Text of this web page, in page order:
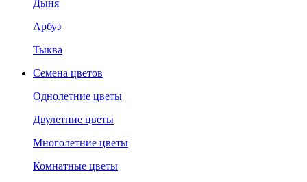
Дыня
Арбуз
Тыква
Семена цветов
Однолетние цветы
Двулетние цветы
Многолетние цветы
Комнатные цветы